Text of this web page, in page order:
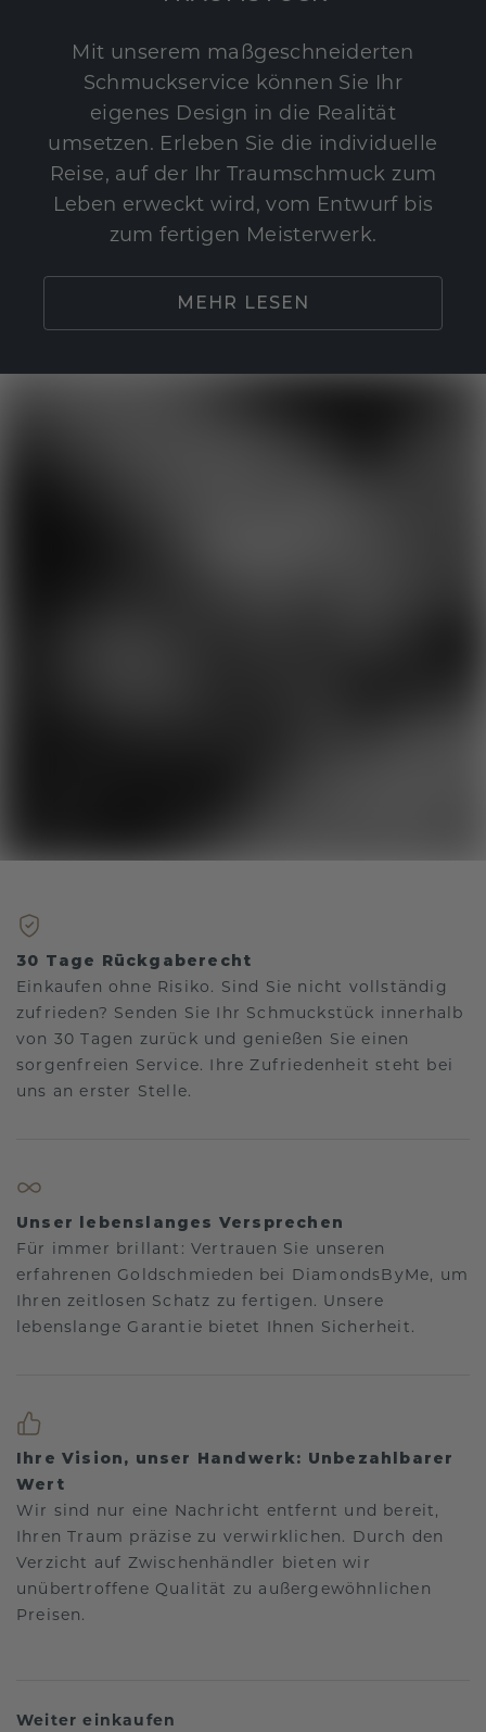
Mit unserem maßgeschneiderten
Schmuckservice können Sie Ihr
eigenes Design in die Realität
umsetzen. Erleben Sie die individuelle
Reise, auf der Ihr Traumschmuck zum
Leben erweckt wird, vom Entwurf bis
zum fertigen Meisterwerk.
MEHR LESEN
30 Tage Rückgaberecht
Einkaufen ohne Risiko. Sind Sie nicht vollständig
zufrieden? Senden Sie Ihr Schmuckstück innerhalb
von 30 Tagen zurück und genießen Sie einen
sorgenfreien Service. Ihre Zufriedenheit steht bei
uns an erster Stelle.
Unser lebenslanges Versprechen
Für immer brillant: Vertrauen Sie unseren
erfahrenen Goldschmieden bei DiamondsByMe, um
Ihren zeitlosen Schatz zu fertigen. Unsere
lebenslange Garantie bietet Ihnen Sicherheit.
Ihre Vision, unser Handwerk: Unbezahlbarer
Wert
Wir sind nur eine Nachricht entfernt und bereit,
Ihren Traum präzise zu verwirklichen. Durch den
Verzicht auf Zwischenhändler bieten wir
unübertroffene Qualität zu außergewöhnlichen
Preisen.
Weiter einkaufen